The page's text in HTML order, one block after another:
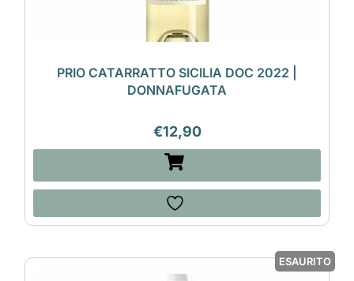
PRIO CATARRATTO SICILIA DOC 2022 |
DONNAFUGATA
€12,90
ESAURITO